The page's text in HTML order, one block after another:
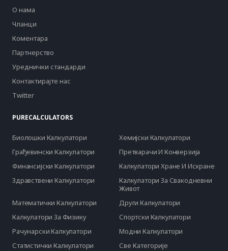
О нама
Чланци
Коментара
Партнерство
Уреднички стандарди
Контактирајте нас
Twitter
PURECALCULATORS
Биолошки Калкулатори
Хемијски Калкулатори
Грађевински Калкулатори
Претварачи И Конверзија
Финансијски Калкулатори
Калкулатори Хране И Исхране
Здравствени Калкулатори
Калкулатори За Свакодневни
Живот
Математички Калкулатори
Други Калкулатори
Калкулатори За Физику
Спортски Калкулатори
Рачунарски Калкулатори
Модни Калкулатори
Статистички Калкулатори
Све Категорије